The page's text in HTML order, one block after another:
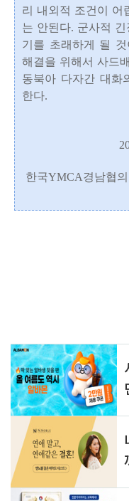
리 내외적 조건이 어
는 안된다. 군사적
기를 초래하게 될
해결을 위해서 사드
동북아 다자간 대화
한다.
한국YMCA경남협